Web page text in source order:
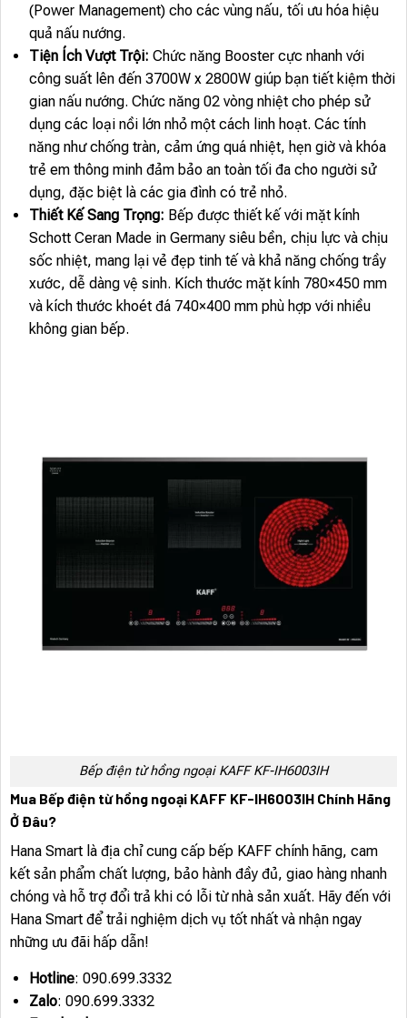
(Power Management) cho các vùng nấu, tối ưu hóa hiệu
quả nấu nướng.
Tiện Ích Vượt Trội: Chức năng Booster cực nhanh với
công suất lên đến 3700W x 2800W giúp bạn tiết kiệm thời
gian nấu nướng. Chức năng 02 vòng nhiệt cho phép sử
dụng các loại nồi lớn nhỏ một cách linh hoạt. Các tính
năng như chống tràn, cảm ứng quá nhiệt, hẹn giờ và khóa
trẻ em thông minh đảm bảo an toàn tối đa cho người sử
dụng, đặc biệt là các gia đình có trẻ nhỏ.
Thiết Kế Sang Trọng: Bếp được thiết kế với mặt kính
Schott Ceran Made in Germany siêu bền, chịu lực và chịu
sốc nhiệt, mang lại vẻ đẹp tinh tế và khả năng chống trầy
xước, dễ dàng vệ sinh. Kích thước mặt kính 780×450 mm
và kích thước khoét đá 740×400 mm phù hợp với nhiều
không gian bếp.
Bếp điện từ hồng ngoại KAFF KF-IH6003IH
Mua Bếp điện từ hồng ngoại KAFF KF-IH6003IH Chính Hãng
Ở Đâu?
Hana Smart là địa chỉ cung cấp bếp KAFF chính hãng, cam
kết sản phẩm chất lượng, bảo hành đầy đủ, giao hàng nhanh
chóng và hỗ trợ đổi trả khi có lỗi từ nhà sản xuất. Hãy đến với
Hana Smart để trải nghiệm dịch vụ tốt nhất và nhận ngay
những ưu đãi hấp dẫn!
Hotline: 090.699.3332
Zalo: 090.699.3332